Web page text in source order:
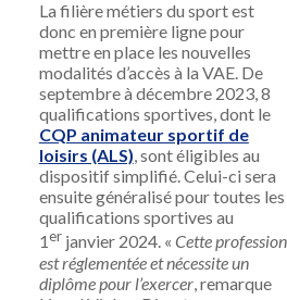
La filière métiers du sport est
donc en première ligne pour
mettre en place les nouvelles
modalités d’accès à la VAE. De
septembre à décembre 2023, 8
qualifications sportives, dont le
CQP animateur sportif de
loisirs (ALS), sont éligibles au
dispositif simplifié. Celui-ci sera
ensuite généralisé pour toutes les
qualifications sportives au
1erjanvier 2024. « Cette profession
est réglementée et nécessite un
diplôme pour l’exercer, remarque